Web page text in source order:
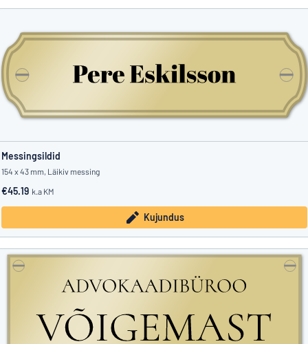
Messingsildid
154 x 43 mm, Läikiv messing
€45.19 k.a KM
Kujundus